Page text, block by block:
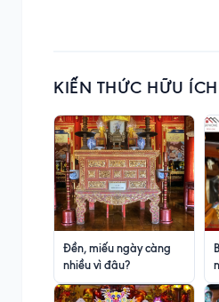
KIẾN THỨC HỮU ÍCH
Đền, miếu ngày càng
nhiều vì đâu?